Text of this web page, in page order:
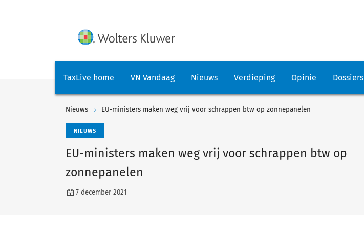
TaxLive home VN Vandaag Nieuws Verdieping Opinie Dossiers
Nieuws EU-ministers maken weg vrij voor schrappen btw op zonnepanelen
NIEUWS
EU-ministers maken weg vrij voor schrappen btw op
zonnepanelen
7 december 2021